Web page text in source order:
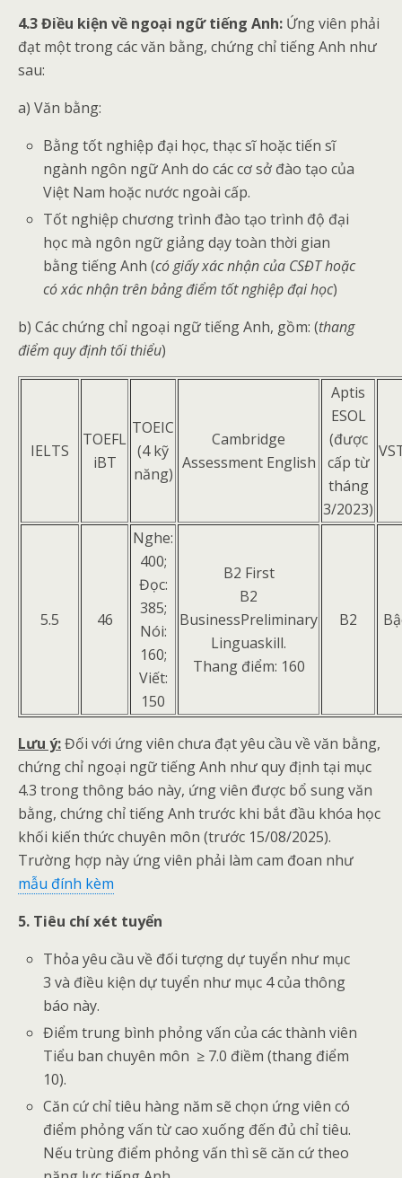
4.3 Điều kiện về ngoại ngữtiếng Anh: Ứng viên phải
đạt một trong các văn bằng, chứng chỉ tiếng Anh như
sau:
a) Văn bằng:
Bằng tốt nghiệp đại học, thạc sĩ hoặc tiến sĩ
ngành ngôn ngữ Anh do các cơ sở đào tạo của
Việt Nam hoặc nước ngoài cấp.
Tốt nghiệp chương trình đào tạo trình độ đại
học mà ngôn ngữ giảng dạy toàn thời gian
bằng tiếng Anh (có giấy xác nhận của CSĐT hoặc
có xác nhận trên bảng điểm tốt nghiệp đại học)
b) Các chứng chỉ ngoại ngữ tiếng Anh, gồm: (thang
điểm quy định tối thiểu)
IELTS
TOEFL
iBT
TOEIC
(4 kỹ
năng)
Cambridge
Assessment English
Aptis
ESOL
(được
cấp từ
tháng
3/2023)
5.5 46
Nghe:
400;
Đọc:
385;
Nói:
160;
Viết:
150
B2 First
B2
BusinessPreliminary
Linguaskill.
Thang điểm: 160
B2
Lưu ý:Đối với ứng viên chưa đạt yêu cầu về văn bằng,
chứng chỉ ngoại ngữ tiếng Anh như quy định tại mục
4.3 trong thông báo này, ứng viên được bổ sung văn
bằng, chứng chỉ tiếng Anh trước khi bắt đầu khóa học
khối kiến thức chuyên môn (trước 15/08/2025).
Trường hợp này ứng viên phải làm cam đoan như
mẫu đính kèm
5. Tiêu chí xét tuyển
Thỏa yêu cầu về đối tượng dự tuyển như mục
3 và điều kiện dự tuyển như mục 4 của thông
báo này.
Điểm trung bình phỏng vấn của các thành viên
Tiểu ban chuyên môn ≥ 7.0 điềm (thang điểm
10).
Căn cứ chỉ tiêu hàng năm sẽ chọn ứng viên có
điểm phỏng vấn từ cao xuống đến đủ chỉ tiêu.
Nếu trùng điểm phỏng vấn thì sẽ căn cứ theo